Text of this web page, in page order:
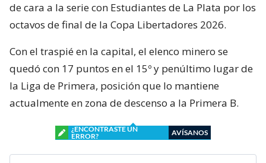
de cara a la serie con Estudiantes de La Plata por los
octavos de final de la Copa Libertadores 2026.
Con el traspié en la capital, el elenco minero se
quedó con 17 puntos en el 15º y penúltimo lugar de
la Liga de Primera, posición que lo mantiene
actualmente en zona de descenso a la Primera B.
¿ENCONTRASTE UN
ERROR?
AVÍSANOS